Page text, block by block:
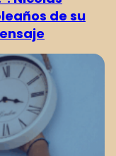
de su